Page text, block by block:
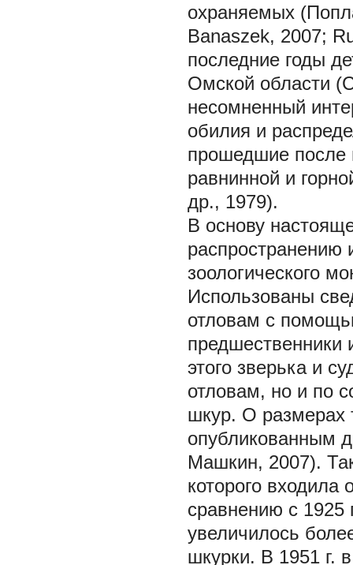
охраняемых
Banaszek, 2007;
последние годы
Омской области
несомненный
обилия и
прошедшие после
равнинной и
др., 1979).
В основу
зоологического
Использованы
отловам с
предшественники
этого зверька и
отловам, но и по
шкур. О размерах
опубликованным
Машкин, 2007).
которого входила
сравнению с 1925
увеличилось
шкурки. В 1951 г.